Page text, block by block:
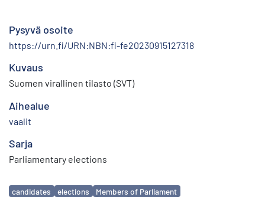
Pysyvä osoite
https://urn.fi/URN:NBN:fi-fe20230915127318
Kuvaus
Suomen virallinen tilasto (SVT)
Aihealue
vaalit
Sarja
Parliamentary elections
Avainsanat
candidates elections
Members of Parliament